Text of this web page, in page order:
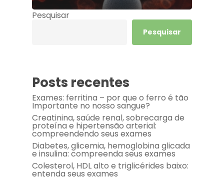
Pesquisar
Pesquisar
Posts recentes
Exames: ferritina – por que o ferro é tão
Importante no nosso sangue?
Creatinina, saúde renal, sobrecarga de
proteína e hipertensão arterial:
compreendendo seus exames
Diabetes, glicemia, hemoglobina glicada
e insulina: compreenda seus exames
Colesterol, HDL alto e triglicérides baixo:
entenda seus exames